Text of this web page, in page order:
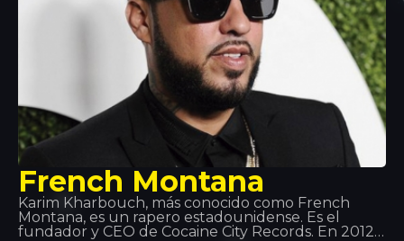
French Montana
Karim Kharbouch, más conocido como French
Montana, es un rapero estadounidense. Es el
fundador y CEO de Cocaine City Records. En 2012,